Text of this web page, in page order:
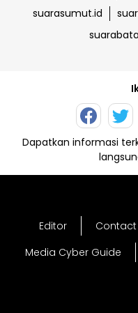
suarasumut.id
Dapatkan informasi
Editor Contact
Media Cyber Guide